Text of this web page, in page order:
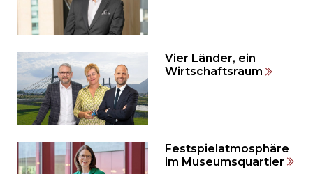
direkt
springen?
Vier Länder, ein
Wirtschaftsraum
Festspielatmosphäre
im Museumsquartier